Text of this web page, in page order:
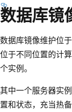
数据库镜
数据库镜像维护位
位于不同位置的计
个实例。
其中一个服务器实
置和状态，充当热